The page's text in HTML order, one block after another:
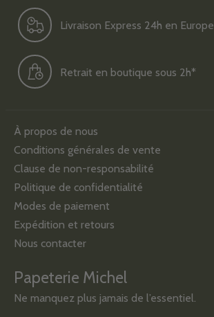
Livraison Express 24h en Europe
Retrait en boutique sous 2h*
À propos de nous
Conditions générales de vente
Clause de non-responsabilité
Politique de confidentialité
Modes de paiement
Expédition et retours
Nous contacter
Papeterie Michel
Ne manquez plus jamais de l’essentiel.